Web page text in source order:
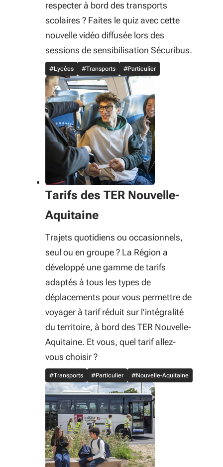
respecter à bord des transports
scolaires ? Faites le quiz avec cette
nouvelle vidéo diffusée lors des
sessions de sensibilisation Sécuribus.
#Lycées #Transports #Particulier
Tarifs des TER Nouvelle-
Aquitaine
Trajets quotidiens ou occasionnels,
seul ou en groupe ? La Région a
développé une gamme de tarifs
adaptés à tous les types de
déplacements pour vous permettre de
voyager à tarif réduit sur l’intégralité
du territoire, à bord des TER Nouvelle-
Aquitaine. Et vous, quel tarif allez-
vous choisir ?
#Transports #Particulier #Nouvelle-Aquitaine